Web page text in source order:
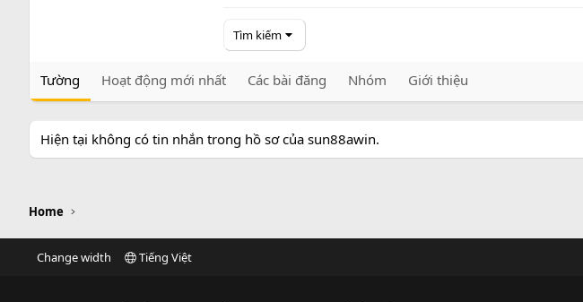
Tìm kiếm
Tường Hoạt động mới nhất Các bài đăng Nhóm Giới thiệu
Hiện tại không có tin nhắn trong hồ sơ của sun88awin.
Home
Change width Tiếng Việt